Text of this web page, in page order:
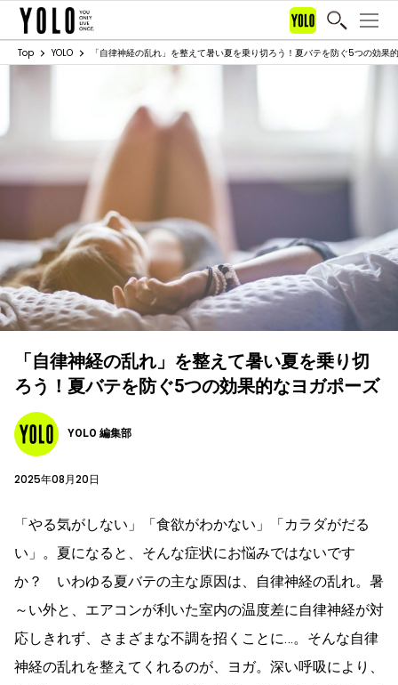
Top YOLO 「自律神経の乱れ」を整えて暑い夏を乗り切ろう！夏バテを防ぐ5つの効果
「自律神経の乱れ」を整えて暑い夏を乗り切
ろう！夏バテを防ぐ5つの効果的なヨガポーズ
YOLO 編集部
2025年08月20日
「やる気がしない」「食欲がわかない」「カラダがだる
い」。夏になると、そんな症状にお悩みではないです
か？ いわゆる夏バテの主な原因は、自律神経の乱れ。暑
～い外と、エアコンが利いた室内の温度差に自律神経が対
応しきれず、さまざまな不調を招くことに…。そんな自律
神経の乱れを整えてくれるのが、ヨガ。深い呼吸により、